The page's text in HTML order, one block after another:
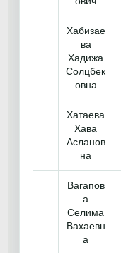
Хабизае
ва
Хадижа
Солцбек
овна
Хатаева
Хава
Асланов
на
Вагапов
а
Селима
Вахаевн
а